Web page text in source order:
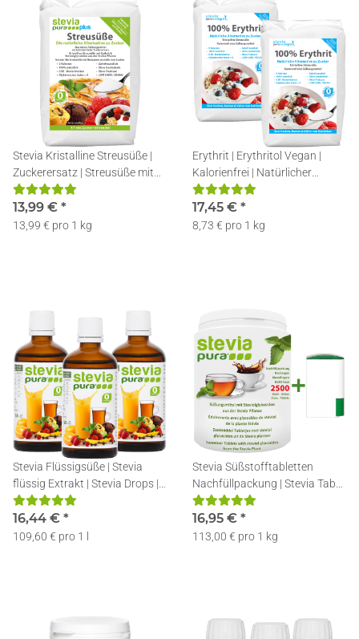
Stevia Kristalline Streusüße |
Zuckerersatz | Streusüße mit
Erythrit und Stevia | 1kg
13,99 € *
13,99 € pro 1 kg
Erythrit | Erythritol Vegan |
Kalorienfrei | Natürlicher
Zuckerersatz | 2x1kg
17,45 € *
8,73 € pro 1 kg
Stevia Flüssigsüße | Stevia
flüssig Extrakt | Stevia Drops |
3x50ml
16,44 € *
109,60 € pro 1 l
Stevia Süßstofftabletten
Nachfüllpackung | Stevia Tabs |
Stevia Tabletten + Spender |
2500
16,95 € *
113,00 € pro 1 kg